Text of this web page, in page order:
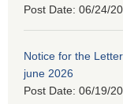
Post Date: 06/24/
Notice for the
june 2026
Post Date: 06/19/